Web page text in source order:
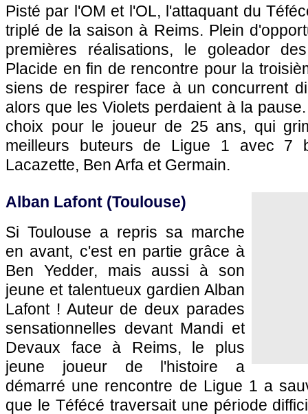
Pisté par l'OM et l'OL, l'attaquant du
triplé de la saison à Reims. Plein
premières réalisations, le goleador
Placide en fin de rencontre pour la
siens de respirer face à un concurrent
alors que les Violets perdaient à la
choix pour le joueur de 25 ans, qui
meilleurs buteurs de Ligue 1 avec 7
Lacazette, Ben Arfa et Germain.
Alban Lafont (Toulouse)
Si Toulouse a repris sa marche
en avant, c'est en partie grâce à
Ben Yedder, mais aussi à son
jeune et talentueux gardien Alban
Lafont ! Auteur de deux parades
sensationnelles devant Mandi et
Devaux face à Reims, le plus
jeune joueur de l'histoire a
démarré une rencontre de Ligue 1 a
que le Téfécé traversait une période